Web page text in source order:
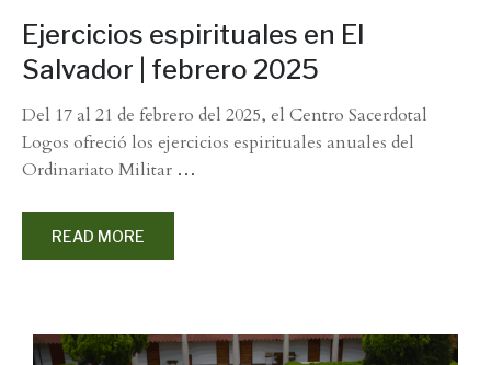
Ejercicios espirituales en El
Salvador | febrero 2025
Del 17 al 21 de febrero del 2025, el Centro Sacerdotal
Logos ofreció los ejercicios espirituales anuales del
Ordinariato Militar …
READ MORE